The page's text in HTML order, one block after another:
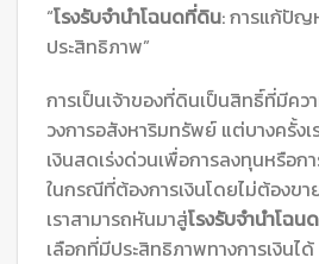
“โรงรับจำนำโฉนดที่ดิน: การแก้ปัญ
ประสิทธิภาพ”
การเป็นเจ้าของที่ดินเป็นสิทธิ์ที่มีค
วงการอสังหาริมทรัพย์ แต่บางครั้ง
เงินสดเร่งด่วนเพื่อการลงทุนหรือก
ในกรณีที่ต้องการเงินโดยไม่ต้องข
เราสามารถหันมาสู่โรงรับจำนำโฉ
เลือกที่มีประสิทธิภาพทางการเงินได้